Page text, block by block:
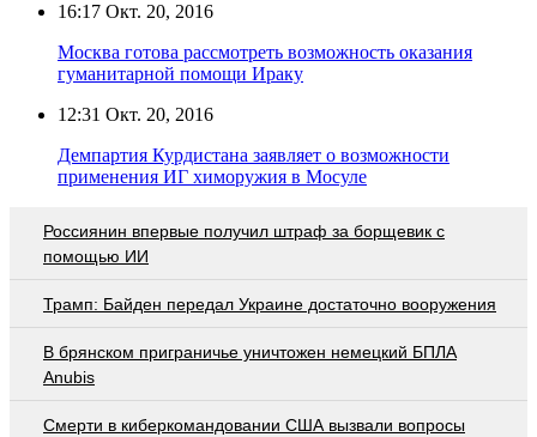
16:17 Окт. 20, 2016
Москва готова рассмотреть возможность оказания
гуманитарной помощи Ираку
12:31 Окт. 20, 2016
Демпартия Курдистана заявляет о возможности
применения ИГ химоружия в Мосуле
Россиянин впервые получил штраф за борщевик с
помощью ИИ
Трамп: Байден передал Украине достаточно вооружения
В брянском приграничье уничтожен немецкий БПЛА
Anubis
Смерти в киберкомандовании США вызвали вопросы